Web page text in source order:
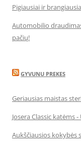
Pigiausiai ir
Automobilio
pačių!
GYVUNU PREKES
Geriausias maistas
Josera Classic katėms
Aukščiausios kokybės